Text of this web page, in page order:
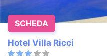
Hotel Villa Ricci
SCHEDA